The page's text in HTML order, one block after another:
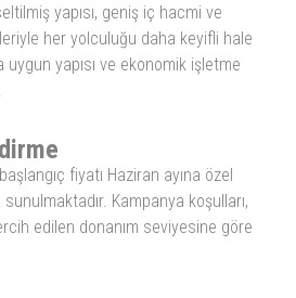
yapısı, geniş iç hacmi ve
her yolculuğu daha keyifli hale
uygun yapısı ve ekonomik işletme
fiyatı Haziran ayına özel
Kampanya koşulları,
edilen donanım seviyesine göre